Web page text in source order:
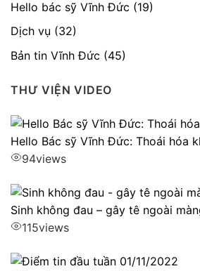
Hello bác sỹ Vĩnh Đức (19)
Dịch vụ (32)
Bản tin Vĩnh Đức (45)
THƯ VIỆN VIDEO
Hello Bác sỹ Vĩnh Đức: Thoái hóa
94views
Sinh không đau – gây tê ngoài
115views